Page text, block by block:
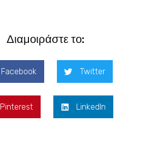
Διαμοιράστε το:
Facebook Twitter
Pinterest LinkedIn